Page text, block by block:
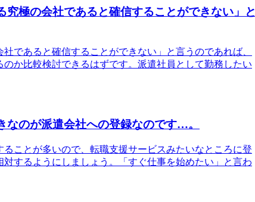
究極の会社であると確信することができない」と
であると確信することができない」と言うのであれば、
か比較検討できるはずです。派遣社員として勤務したい
なのが派遣会社への登録なのです…。
ことが多いので、転職支援サービスみたいなところに登
するようにしましょう。「すぐ仕事を始めたい」と言わ